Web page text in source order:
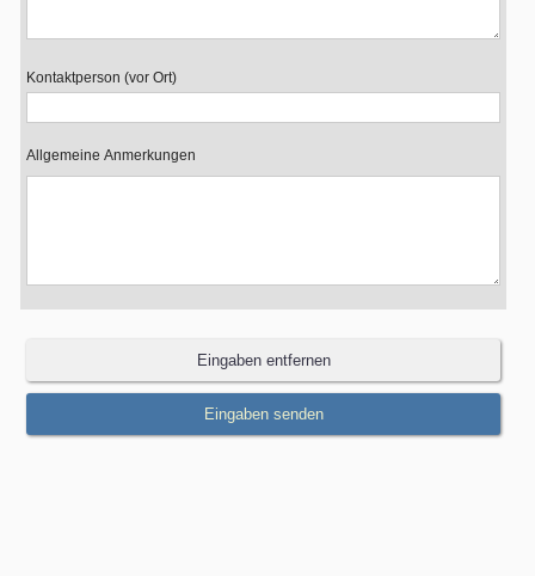
Kontaktperson (vor Ort)
Allgemeine Anmerkungen